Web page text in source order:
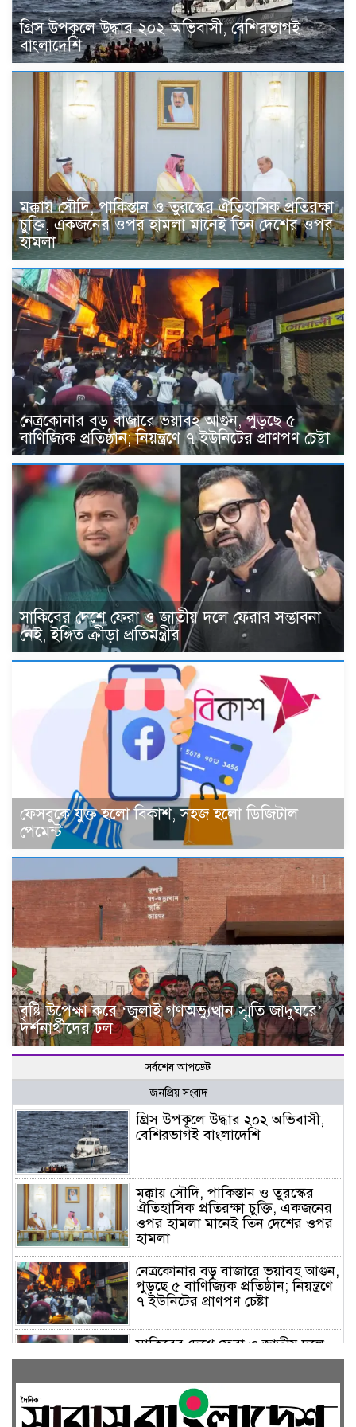
গ্রিস উপকূলে উদ্ধার ২০২ অভিবাসী, বেশিরভাগই
বাংলাদেশি
মক্কায় সৌদি, পাকিস্তান ও তুরস্কের ঐতিহাসিক প্রতিরক্ষা
চুক্তি, একজনের ওপর হামলা মানেই তিন দেশের ওপর
হামলা
নেত্রকোনার বড় বাজারে ভয়াবহ আগুন, পুড়ছে ৫
বাণিজ্যিক প্রতিষ্ঠান; নিয়ন্ত্রণে ৭ ইউনিটের প্রাণপণ চেষ্টা
সাকিবের দেশে ফেরা ও জাতীয় দলে ফেরার সম্ভাবনা
নেই, ইঙ্গিত ক্রীড়া প্রতিমন্ত্রীর
ফেসবুকে যুক্ত হলো বিকাশ, সহজ হলো ডিজিটাল
পেমেন্ট
বৃষ্টি উপেক্ষা করে ‘জুলাই গণঅভ্যুত্থান স্মৃতি জাদুঘরে’
দর্শনার্থীদের ঢল
সর্বশেষ আপডেট
জনপ্রিয় সংবাদ
গ্রিস উপকূলে উদ্ধার ২০২ অভিবাসী,
বেশিরভাগই বাংলাদেশি
মক্কায় সৌদি, পাকিস্তান ও তুরস্কের
ঐতিহাসিক প্রতিরক্ষা চুক্তি, একজনের
ওপর হামলা মানেই তিন দেশের ওপর
হামলা
নেত্রকোনার বড় বাজারে ভয়াবহ আগুন,
পুড়ছে ৫ বাণিজ্যিক প্রতিষ্ঠান; নিয়ন্ত্রণে
৭ ইউনিটের প্রাণপণ চেষ্টা
সাকিবের দেশে ফেরা ও জাতীয় দলে
ফেরার সম্ভাবনা নেই, ইঙ্গিত ক্রীড়া
ফেসবুকে যুক্ত হলো বিকাশ, সহজ